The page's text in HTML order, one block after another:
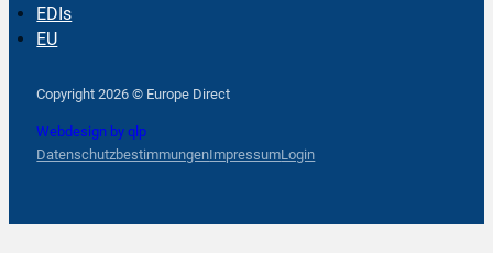
EDIs
EU
Copyright 2026 © Europe Direct
Webdesign by qlp
DatenschutzbestimmungenImpressumLogin